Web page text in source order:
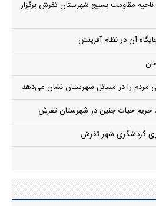
ناحیه مقاومت بسیج شهرستان تفرش برگزار
آن در نظام آفرینش
مردم را در مسائل شهرستان نشان می‌دهد
حریم حیات جنین در شهرستان تفرش
گردشگری شهر تفرش